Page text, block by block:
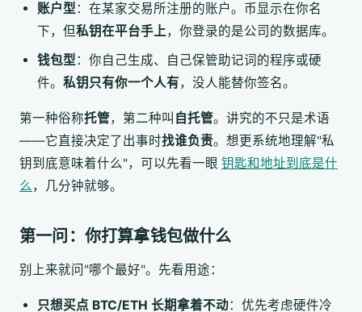
账户型：在某家交易所注册的账户。币显示在你名
下，但私钥在平台手上，你登录的是公司的数据库。
钱包型：你自己生成、自己保管助记词的程序或硬
件。 私钥只有你一个人有，没人能替你签名。
第一种俗称托管，第二种叫 自托管。讲究的不只是术语
——它直接决定了出事时找谁负责。想更系统地理解"私
钥到底意味着什么"，可以先看一眼 钥匙和地址到底是什
么 ，几分钟就够。
第一问：你打算拿钱包做什么
别上来就问"哪个最好"。先看用途：
只想买点 BTC/ETH 长期拿着不动：优先考虑硬件冷